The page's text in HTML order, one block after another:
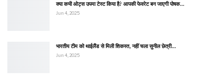
क्या कभी ओट्स उपमा टेस्ट किया है? आपकी फेवरेट बन जाएगी पोषक…
Jun 4, 2025
भारतीय टीम को थाईलैंड से मिली शिकस्त, नहीं चला सुनील छेत्री…
Jun 4, 2025